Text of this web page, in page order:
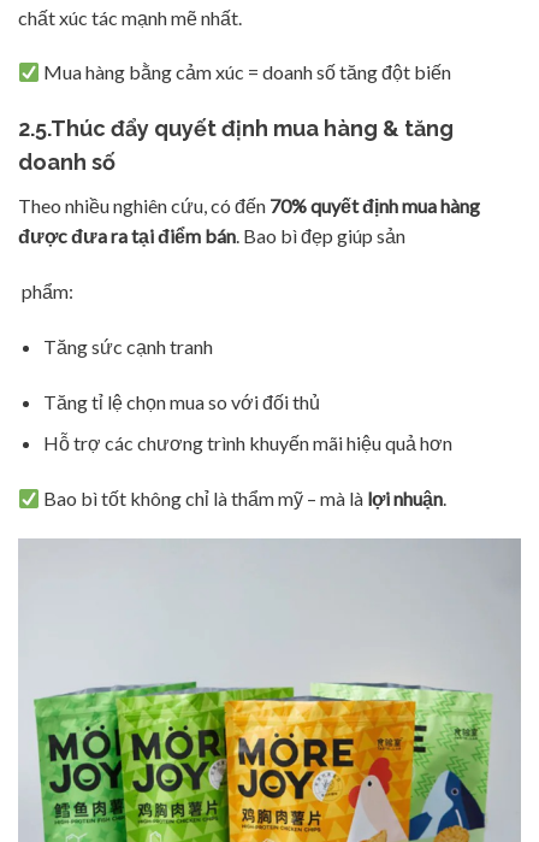
chất xúc tác mạnh mẽ nhất.
Mua hàng bằng cảm xúc = doanh số tăng đột biến
2.5.Thúc đẩy quyết định mua hàng & tăng
doanh số
Theo nhiều nghiên cứu, có đến 70% quyết định mua hàng
được đưa ra tại điểm bán. Bao bì đẹp giúp sản
phẩm:
Tăng sức cạnh tranh
Tăng tỉ lệ chọn mua so với đối thủ
Hỗ trợ các chương trình khuyến mãi hiệu quả hơn
Bao bì tốt không chỉ là thẩm mỹ – mà là lợi nhuận.